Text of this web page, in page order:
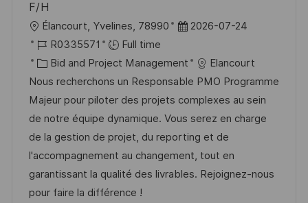
F/H
L
o
c
a
t
i
o
n
Élancourt, Yvelines, 78990
P
s
t
e
d
D
a
t
2026-07-24
J
o
b
I
d
R0335571
Full time
C
a
t
e
g
o
r
y
Bid and Project Management
Elancourt
Nous recherchons un Responsable PMO Programme
Majeur pour piloter des projets complexes au sein
de notre équipe dynamique. Vous serez en charge
de la gestion de projet, du reporting et de
l'accompagnement au changement, tout en
garantissant la qualité des livrables. Rejoignez-nous
pour faire la différence !